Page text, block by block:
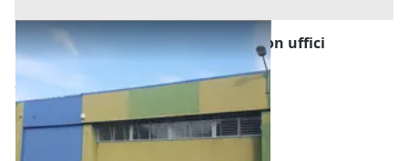
#2537967 Capannone industriale con uffici
Pradamano (Udine)
Prezzo
260.000 €
Codice annuncio: